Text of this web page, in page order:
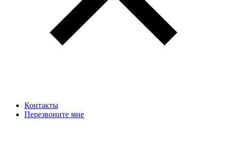
Контакты
Перезвоните мне